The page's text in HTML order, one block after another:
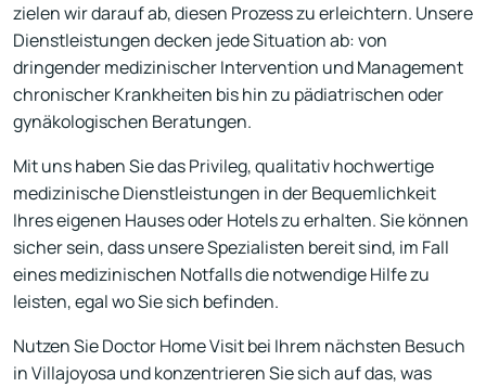
zielen wir darauf ab, diesen Prozess zu erleichtern. Unsere
Dienstleistungen decken jede Situation ab: von
dringender medizinischer Intervention und Management
chronischer Krankheiten bis hin zu pädiatrischen oder
gynäkologischen Beratungen.
Mit uns haben Sie das Privileg, qualitativ hochwertige
medizinische Dienstleistungen in der Bequemlichkeit
Ihres eigenen Hauses oder Hotels zu erhalten. Sie können
sicher sein, dass unsere Spezialisten bereit sind, im Fall
eines medizinischen Notfalls die notwendige Hilfe zu
leisten, egal wo Sie sich befinden.
Nutzen Sie Doctor Home Visit bei Ihrem nächsten Besuch
in Villajoyosa und konzentrieren Sie sich auf das, was